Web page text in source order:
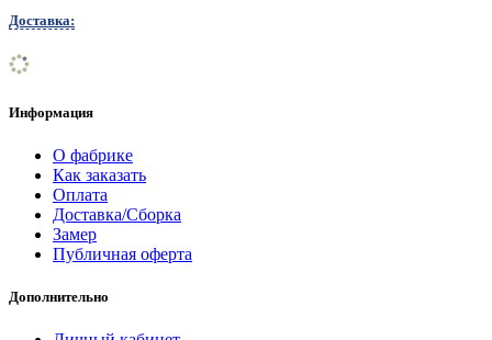
Доставка:
Информация
О фабрике
Как заказать
Оплата
Доставка/Сборка
Замер
Публичная оферта
Дополнительно